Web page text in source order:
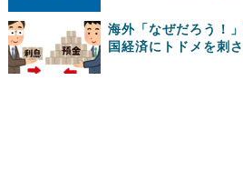
海外「なぜだろう！
国経済にトドメを刺